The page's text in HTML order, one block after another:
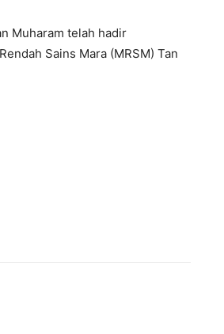
Muharam telah hadir
Sains Mara (MRSM) Tan